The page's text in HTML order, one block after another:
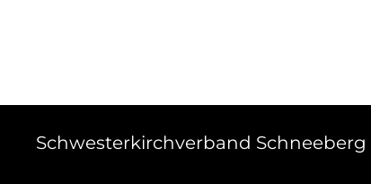
Schwesterkirchverband Schneeberg